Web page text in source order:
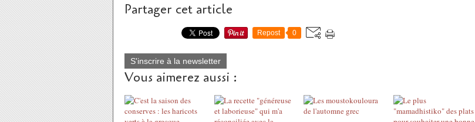
Partager cet article
Repost 0
S'inscrire à la newsletter
Vous aimerez aussi :